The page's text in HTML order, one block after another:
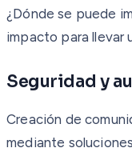
¿Dónde se puede
impacto para llevar
Seguridad y
Creación de
mediante